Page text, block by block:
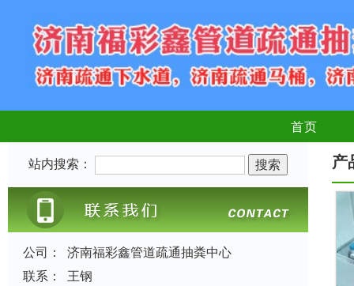
首页
站内搜索：
公司：
济南福彩鑫管道疏通抽粪中心
联系：
王钢
产